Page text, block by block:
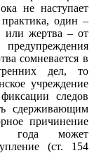
не наступает
практика, один –
или жертва – от
сомневается в
дел, то
учреждение
следов
сдерживающим
причинение
года может
(ст. 154